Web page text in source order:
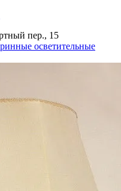
пер., 15
осветительные